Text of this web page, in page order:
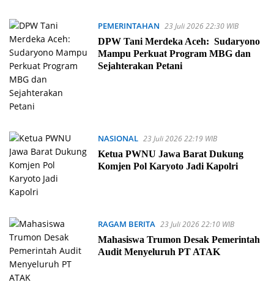
PEMERINTAHAN 23 Juli 2026 22:30 WIB
DPW Tani Merdeka Aceh: Sudaryono
Mampu Perkuat Program MBG dan
Sejahterakan Petani
NASIONAL 23 Juli 2026 22:19 WIB
Ketua PWNU Jawa Barat Dukung
Komjen Pol Karyoto Jadi Kapolri
RAGAM BERITA 23 Juli 2026 22:10 WIB
Mahasiswa Trumon Desak Pemerintah
Audit Menyeluruh PT ATAK